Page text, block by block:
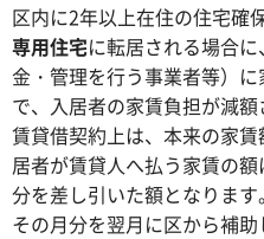
区内に2年以上在住の住宅確
専用住宅に転居される場合
金・管理を行う事業者等）
で、入居者の家賃負担が減額
賃貸借契約上は、本来の家
居者が賃貸人へ払う家賃の
分を差し引いた額となります
その月分を翌月に区から補助